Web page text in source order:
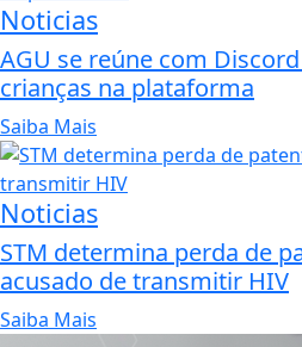
Noticias
AGU se reúne com
crianças na plataforma
Saiba Mais
Noticias
STM determina perda de
acusado de transmitir HIV
Saiba Mais